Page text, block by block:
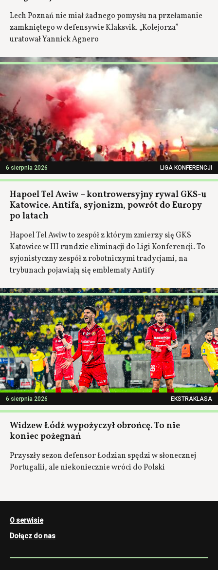
Lech Poznań nie miał żadnego pomysłu na przełamanie
zamkniętego w defensywie Klaksvik. „Kolejorza”
uratował Yannick Agnero
6 sierpnia 2026 LIGA KONFERENCJI
Hapoel Tel Awiw – kontrowersyjny rywal GKS-u
Katowice. Antifa, syjonizm, powrót do Europy
po latach
Hapoel Tel Awiw to zespół z którym zmierzy się GKS
Katowice w III rundzie eliminacji do Ligi Konferencji. To
syjonistyczny zespół z robotniczymi tradycjami, na
trybunach pojawiają się emblematy Antify
6 sierpnia 2026 EKSTRAKLASA
Widzew Łódź wypożyczył obrońcę. To nie
koniec pożegnań
Przyszły sezon defensor Łodzian spędzi w słonecznej
Portugalii, ale niekoniecznie wróci do Polski
O serwisie
Dołącz do nas